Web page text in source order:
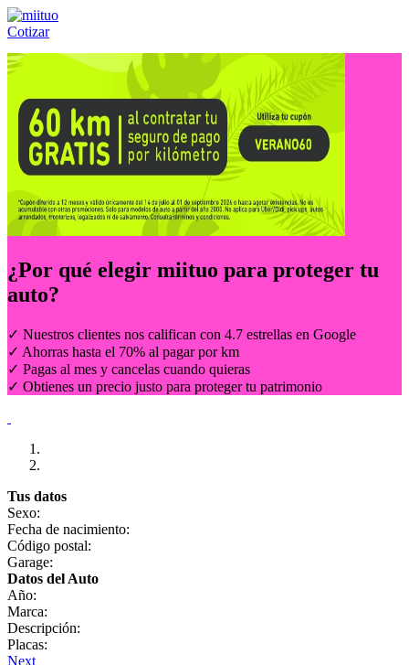
Cotizar
Llámanos al:(55) 84-21-05-00 ó
¿Por qué elegir miituo para proteger tu
auto?
✓ Nuestros clientes nos califican con 4.7 estrellas en Google
✓ Ahorras hasta el 70% al pagar por km
✓ Pagas al mes y cancelas cuando quieras
✓ Obtienes un precio justo para proteger tu patrimonio
Tus datos
Sexo:
Fecha de nacimiento:
Código postal:
Garage:
Datos del Auto
Año:
Marca:
Descripción:
Placas:
Next